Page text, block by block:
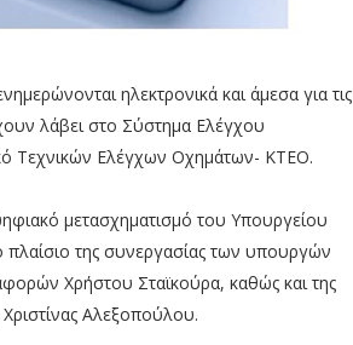
ηλεκτρονικά και άμεσα για τις
λάβει στο Σύστημα Ελέγχου
Τεχνικών Ελέγχων Οχημάτων- ΚΤΕΟ.
μετασχηματισμό του Υπουργείου
της συνεργασίας των υπουργών
Χρήστου Σταϊκούρα, καθώς και της
Αλεξοπούλου.